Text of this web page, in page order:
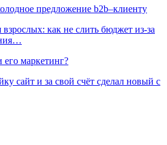
предложение b2b–клиенту
как не слить бюджет из-за
маркетинг?
сайт и за свой счёт сделал новый с